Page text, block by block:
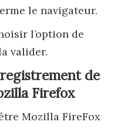
le navigateur.
l’option de
valider.
de
Firefox
Mozilla FireFox